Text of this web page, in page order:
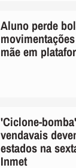
Aluno perde
mãe em
'Ciclone-
vendavais
estados na
Inmet